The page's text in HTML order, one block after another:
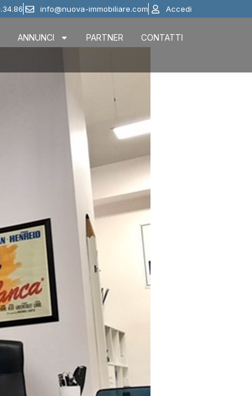
info@nuova-immobiliare.com Accedi
ANNUNCI PARTNER CONTATTI